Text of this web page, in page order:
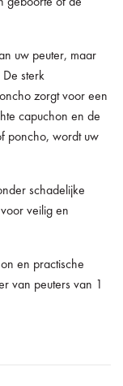
uw peuter, maar
sterk
zorgt voor een
capuchon en de
poncho, wordt uw
schadelijke
veilig en
en practische
van peuters van 1